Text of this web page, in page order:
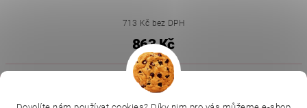
713 Kč bez DPH
863 Kč
L.C.P. Paris |